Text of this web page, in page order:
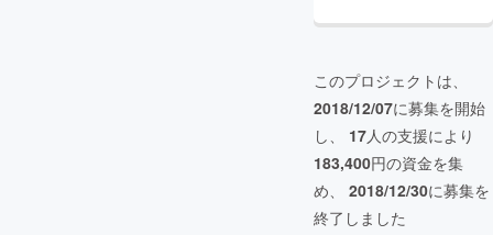
このプロジェクトは、
2018/12/07に募集を開始
し、 17人の支援により
183,400円の資金を集
め、 2018/12/30に募集を
終了しました